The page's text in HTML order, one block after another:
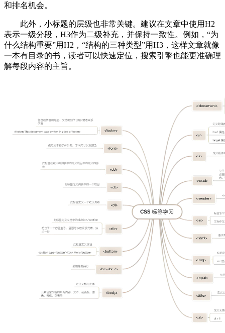
和排名机会。
此外，小标题的层级也非常关键。建议在文章中使用H2
表示一级分段，H3作为二级补充，并保持一致性。例如，“为
什么结构重要”用H2，“结构的三种类型”用H3，这样文章就像
一本有目录的书，读者可以快速定位，搜索引擎也能更准确理
解每段内容的主旨。